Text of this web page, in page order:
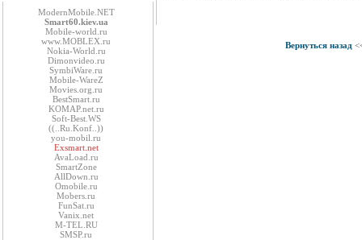
ModernMobile.NET
Smart60.kiev.ua
Mobile-world.ru
www.MOBLEX.ru
Nokia-World.ru
Dimonvideo.ru
SymbiWare.ru
Mobile-WareZ
Movies.org.ru
BestSmart.ru
KOMAP.net.ru
Soft-Best.WS
((..Ru.Konf..))
you-mobil.ru
Exsmart.net
AvaLoad.ru
SmartZone
AllDown.ru
Оmobile.ru
Mobers.ru
FunSat.ru
Vanix.net
M-TEL.RU
SMSP.ru
Вернуться назад